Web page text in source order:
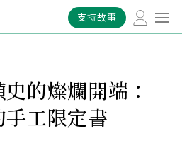
支持故事
的燦爛開端：
工限定書